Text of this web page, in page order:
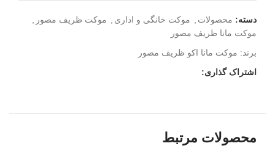
دسته: محصولات موکت خانگی و اداری موکت ظریف مصور
موکت مانا ظریف مصور
برند: موکت مانا اکو ظریف مصور
اشتراک گذاری:
محصولات مرتبط